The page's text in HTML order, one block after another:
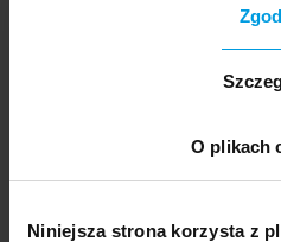
O plikach
Niniejsza strona korzysta z